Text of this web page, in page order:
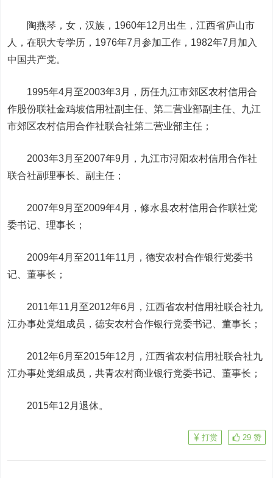
陶燕琴，女，汉族，1960年12月出生，江西省庐山市
人，在职大专学历，1976年7月参加工作，1982年7月加入
中国共产党。
1995年4月至2003年3月，历任九江市郊区农村信用合
作股份联社金鸡坡信用社副主任、第二营业部副主任、九江
市郊区农村信用合作社联合社第二营业部主任；
2003年3月至2007年9月，九江市浔阳农村信用合作社
联合社副理事长、副主任；
2007年9月至2009年4月，修水县农村信用合作联社党
委书记、理事长；
2009年4月至2011年11月，德安农村合作银行党委书
记、董事长；
2011年11月至2012年6月，江西省农村信用社联合社九
江办事处党组成员，德安农村合作银行党委书记、董事长；
2012年6月至2015年12月，江西省农村信用社联合社九
江办事处党组成员，共青农村商业银行党委书记、董事长；
2015年12月退休。
29 赞
打赏